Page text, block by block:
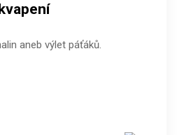
aneb výlet páťáků.